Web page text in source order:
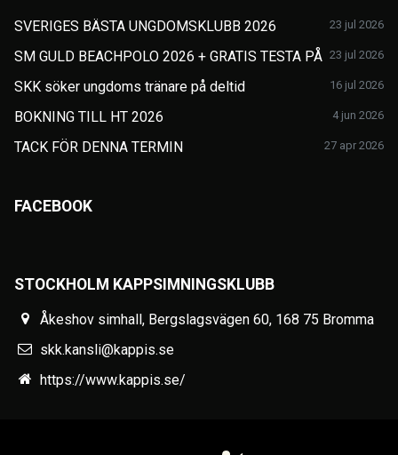
SVERIGES BÄSTA UNGDOMSKLUBB 2026 23 jul 2026
SM GULD BEACHPOLO 2026 + GRATIS TESTA PÅ 23 jul 2026
SKK söker ungdoms tränare på deltid 16 jul 2026
BOKNING TILL HT 2026 4 jun 2026
TACK FÖR DENNA TERMIN 27 apr 2026
FACEBOOK
STOCKHOLM KAPPSIMNINGSKLUBB
Åkeshov simhall, Bergslagsvägen 60, 168 75 Bromma
skk.kansli@kappis.se
https://www.kappis.se/